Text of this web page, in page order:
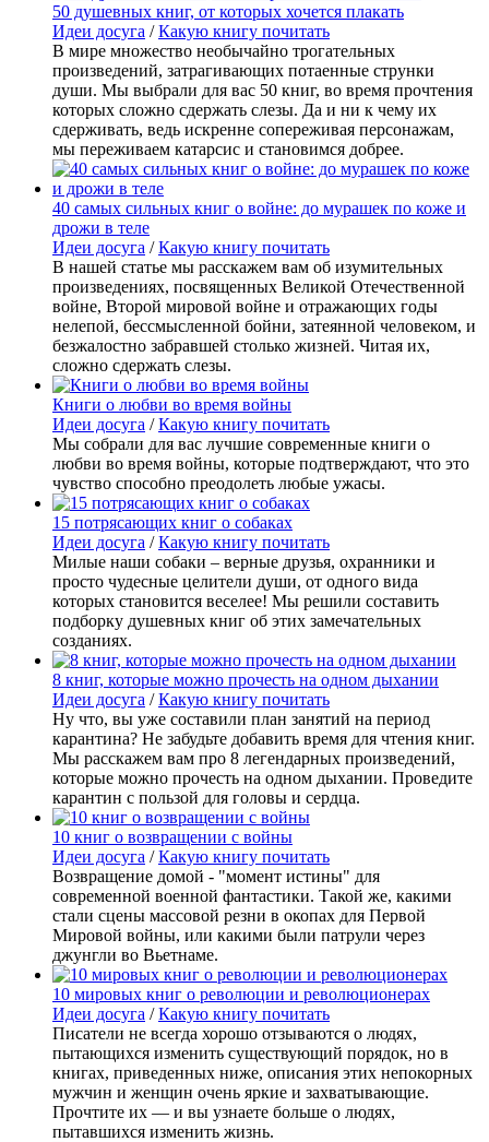
50 душевных книг, от которых хочется плакать
Идеи досуга /Какую книгу почитать
В мире множество необычайно трогательных
произведений, затрагивающих потаенные струнки
души. Мы выбрали для вас 50 книг, во время прочтения
которых сложно сдержать слезы. Да и ни к чему их
сдерживать, ведь искренне сопереживая персонажам,
мы переживаем катарсис и становимся добрее.
40 самых сильных книг о войне: до мурашек по коже и
дрожи в теле
Идеи досуга /Какую книгу почитать
В нашей статье мы расскажем вам об изумительных
произведениях, посвященных Великой Отечественной
войне, Второй мировой войне и отражающих годы
нелепой, бессмысленной бойни, затеянной человеком, и
безжалостно забравшей столько жизней. Читая их,
сложно сдержать слезы.
Книги о любви во время войны
Идеи досуга /Какую книгу почитать
Мы собрали для вас лучшие современные книги о
любви во время войны, которые подтверждают, что это
чувство способно преодолеть любые ужасы.
15 потрясающих книг о собаках
Идеи досуга /Какую книгу почитать
Милые наши собаки – верные друзья, охранники и
просто чудесные целители души, от одного вида
которых становится веселее! Мы решили составить
подборку душевных книг об этих замечательных
созданиях.
8 книг, которые можно прочесть на одном дыхании
Идеи досуга /Какую книгу почитать
Ну что, вы уже составили план занятий на период
карантина? Не забудьте добавить время для чтения книг.
Мы расскажем вам про 8 легендарных произведений,
которые можно прочесть на одном дыхании. Проведите
карантин с пользой для головы и сердца.
10 книг о возвращении с войны
Идеи досуга /Какую книгу почитать
Возвращение домой - "момент истины" для
современной военной фантастики. Такой же, какими
стали сцены массовой резни в окопах для Первой
Мировой войны, или какими были патрули через
джунгли во Вьетнаме.
10 мировых книг о революции и революционерах
Идеи досуга /Какую книгу почитать
Писатели не всегда хорошо отзываются о людях,
пытающихся изменить существующий порядок, но в
книгах, приведенных ниже, описания этих непокорных
мужчин и женщин очень яркие и захватывающие.
Прочтите их — и вы узнаете больше о людях,
пытавшихся изменить жизнь.